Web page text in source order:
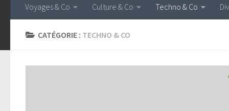
Voyages & Co Culture & Co Techno & Co
CATÉGORIE : TECHNO & CO